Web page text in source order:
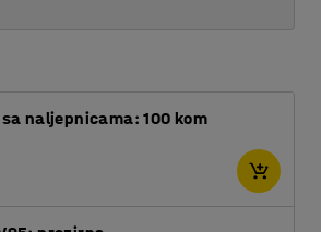
naljepnicama: 100 kom